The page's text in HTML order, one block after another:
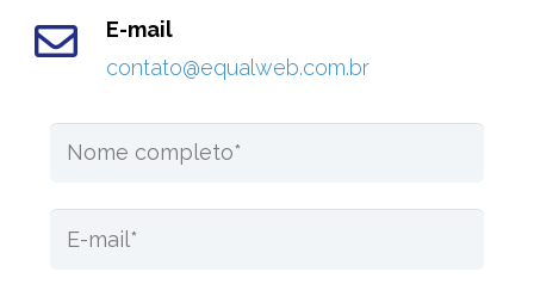
E-mail
contato@equalweb.com.br